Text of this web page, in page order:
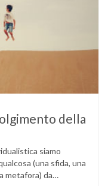
della
siamo
(una sfida, una
metafora) da